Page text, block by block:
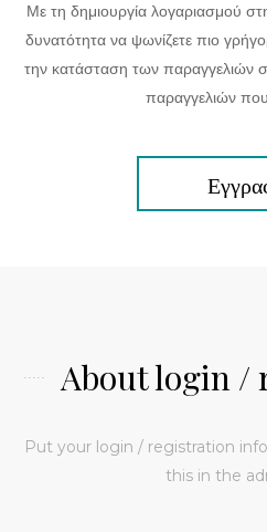
Με τη δημιουργία λογαριασμού
δυνατότητα να ψωνίζετε πιο
την κατάσταση των παραγγελιών
παραγγελιών που
About login /
Put your login / registration
this in the